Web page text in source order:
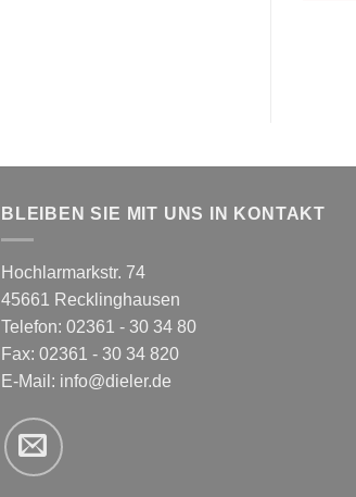
BLEIBEN SIE MIT UNS IN KONTAKT
Hochlarmarkstr. 74
45661 Recklinghausen
Telefon: 02361 - 30 34 80
Fax: 02361 - 30 34 820
E-Mail: info@dieler.de